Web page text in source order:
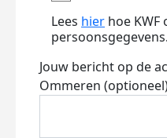
Lees hier hoe
persoonsgegevens.
Jouw bericht op de
Ommeren